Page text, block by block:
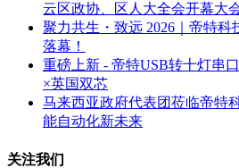
云区政协、区人大全会开幕大
聚力共生・致远 2026｜帝特
落幕！
重磅上新 - 帝特USB转十灯串
×英国双芯
马来西亚政府代表团莅临帝特
能自动化新未来
关注我们